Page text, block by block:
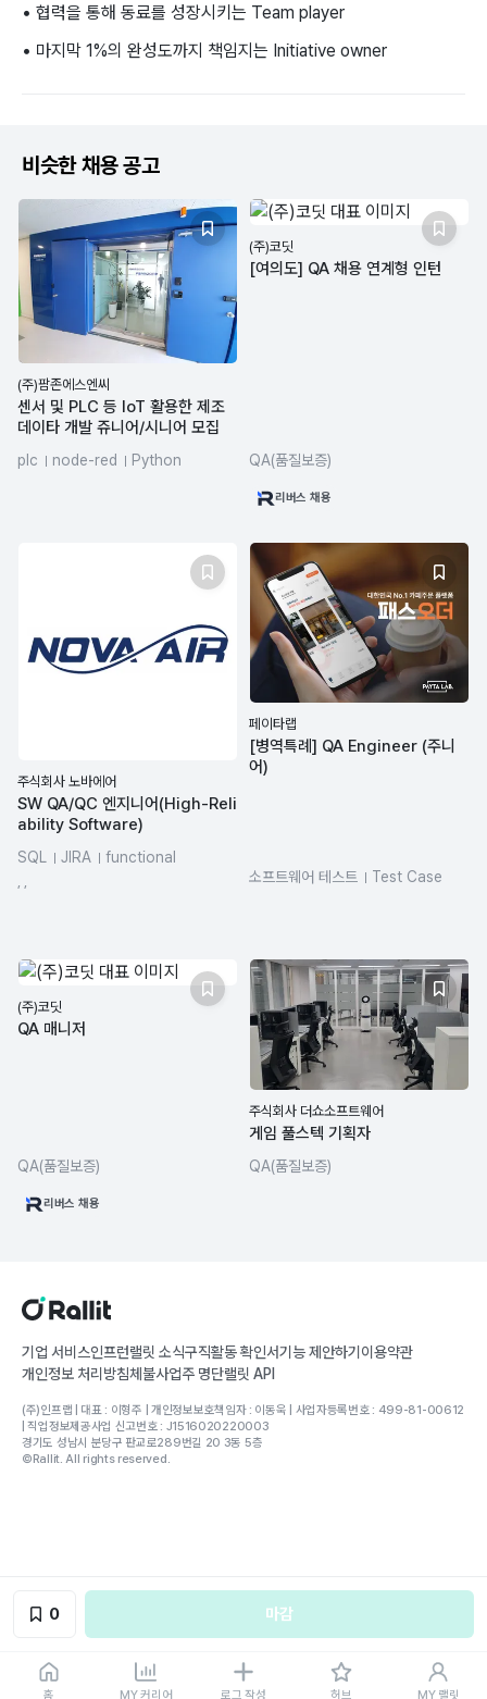
홈 MY 커리어 로그 작성 허브 MY 랠릿
• 협력을 통해 동료를 성장시키는 Team player
• 마지막 1%의 완성도까지 책임지는 Initiative owner
0 마감
비슷한 채용 공고
(주)팜존에스엔씨
센서 및 PLC 등 IoT 활용한 제조
데이타 개발 쥬니어/시니어 모집
plc node-red
Python
(주)코딧
[여의도] QA 채용 연계형 인턴
QA(품질보증)
리버스 채용
주식회사 노바에어
SW QA/QC 엔지니어(High-Reli
ability Software)
SQL JIRA
functional
페이타랩
[병역특례] QA Engineer (주니
어)
소프트웨어 테스트
Test Case
(주)코딧
QA 매니저
QA(품질보증)
리버스 채용
주식회사 더쇼소프트웨어
게임 풀스텍 기획자
QA(품질보증)
기업 서비스인프런랠릿 소식구직활동 확인서기능 제안하기 이용약관
개인정보 처리방침체불사업주 명단랠릿 API
(주)인프랩 | 대표 : 이형주 | 개인정보보호책임자 : 이동욱 | 사업자등록번호 : 499-81-00612
| 직업정보제공사업 신고번호 : J1516020220003
경기도 성남시 분당구 판교로289번길 20 3동 5층
©Rallit. All rights reserved.